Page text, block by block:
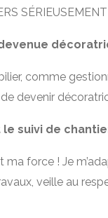
comme
de devenir
suivi de
ma force ! Je
veille au